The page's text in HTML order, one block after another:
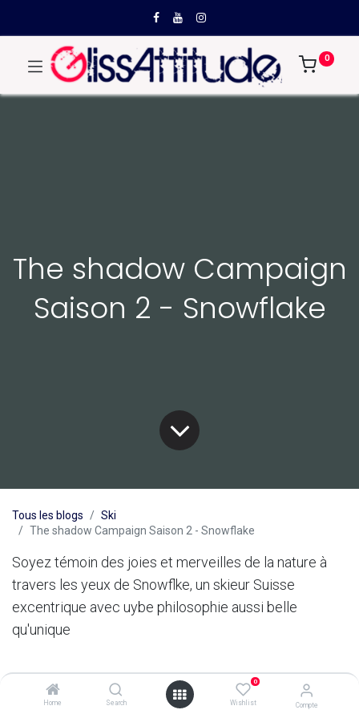
Home Search
0
Wishlist Compte
0
The shadow Campaign
Saison 2 - Snowflake
Tous les blogs
Ski
The shadow Campaign Saison 2 - Snowflake
Soyez témoin des joies et merveilles de la nature à
travers les yeux de Snowflke, un skieur Suisse
excentrique avec uybe philosophie aussi belle
qu'unique